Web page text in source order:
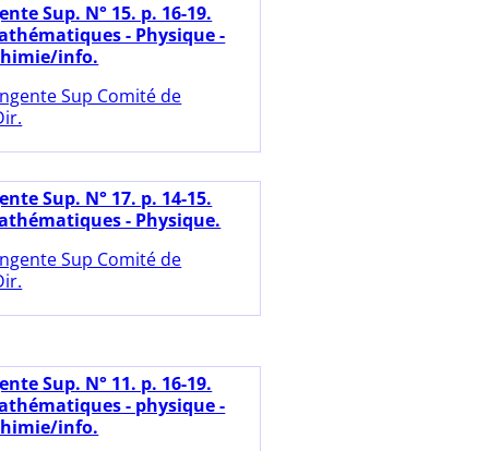
Sup. N° 15. p. 16-19.
- Physique -
info.
Sup Comité de
Sup. N° 17. p. 14-15.
- Physique.
Sup Comité de
Sup. N° 11. p. 16-19.
- physique -
info.